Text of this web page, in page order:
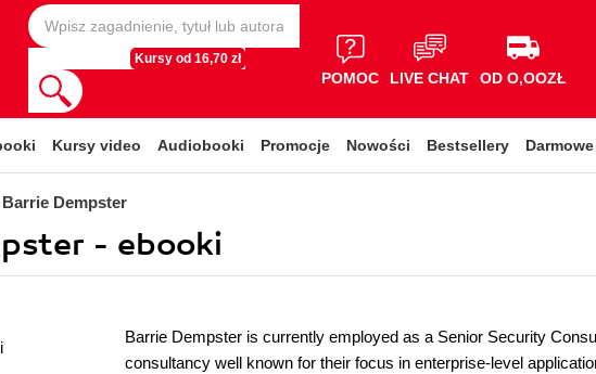
Kursy od 16,70 zł
POMOC LIVE CHAT OD O,OOZŁ
Kursy video Audiobooki Promocje Nowości Bestsellery
Barrie Dempster
- ebooki
Barrie Dempster is currently employed as a Senior Security
consultancy well known for their focus in enterprise-level